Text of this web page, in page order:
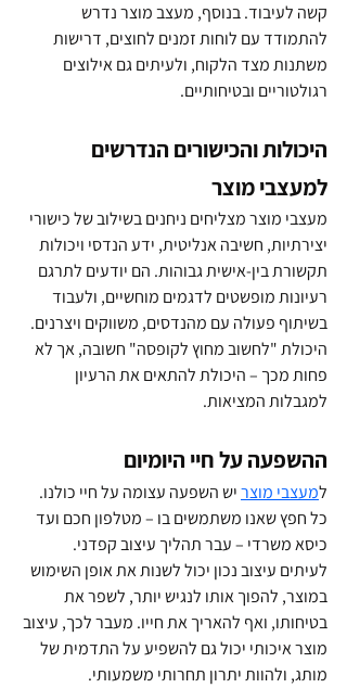
קשה לעיבוד. בנוסף, מעצב מוצר נדרש
להתמודד עם לוחות זמנים לחוצים, דרישות
משתנות מצד הלקוח, ולעיתים גם אילוצים
רגולטוריים ובטיחותיים.
היכולות והכישורים הנדרשים
למעצבי מוצר
מעצבי מוצר מצליחים ניחנים בשילוב של כישורי
יצירתיות, חשיבה אנליטית, ידע הנדסי ויכולות
תקשורת בין-אישית גבוהות. הם יודעים לתרגם
רעיונות מופשטים לדגמים מוחשיים, ולעבוד
בשיתוף פעולה עם מהנדסים, משווקים ויצרנים.
היכולת "לחשוב מחוץ לקופסה" חשובה, אך לא
פחות מכך – היכולת להתאים את הרעיון
למגבלות המציאות.
ההשפעה על חיי היומיום
למעצבי מוצר יש השפעה עצומה על חיי כולנו.
כל חפץ שאנו משתמשים בו – מטלפון חכם ועד
כיסא משרדי – עבר תהליך עיצוב קפדני.
לעיתים עיצוב נכון יכול לשנות את אופן השימוש
במוצר, להפוך אותו לנגיש יותר, לשפר את
בטיחותו, ואף להאריך את חייו. מעבר לכך, עיצוב
מוצר איכותי יכול גם להשפיע על התדמית של
מותג, ולהוות יתרון תחרותי משמעותי.